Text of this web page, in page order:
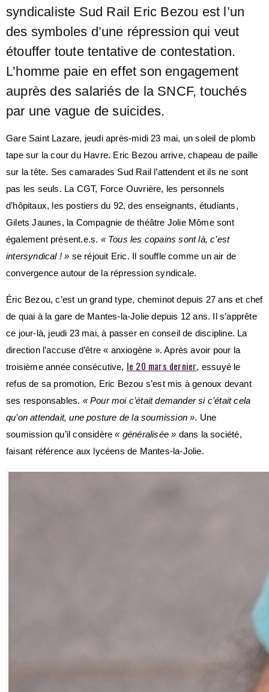
syndicaliste Sud Rail Eric Bezou est l’un
des symboles d’une répression qui veut
étouffer toute tentative de contestation.
L’homme paie en effet son engagement
auprès des salariés de la SNCF, touchés
par une vague de suicides.
Gare Saint Lazare, jeudi après-midi 23 mai, un soleil de plomb
tape sur la cour du Havre. Eric Bezou arrive, chapeau de paille
sur la tête. Ses camarades Sud Rail l’attendent et ils ne sont
pas les seuls. La CGT, Force Ouvrière, les personnels
d’hôpitaux, les postiers du 92, des enseignants, étudiants,
Gilets Jaunes, la Compagnie de théâtre Jolie Môme sont
également présent.e.s. « Tous les copains sont là, c’est
intersyndical ! » se réjouit Eric. Il souffle comme un air de
convergence autour de la répression syndicale.
Éric Bezou, c’est un grand type, cheminot depuis 27 ans et chef
de quai à la gare de Mantes-la-Jolie depuis 12 ans. Il s’apprête
ce jour-là, jeudi 23 mai, à passer en conseil de discipline. La
direction l’accuse d’être « anxiogène ». Après avoir pour la
troisième année consécutive, le 20 mars dernier, essuyé le
refus de sa promotion, Eric Bezou s’est mis à genoux devant
ses responsables. « Pour moi c’était demander si c’était cela
qu’on attendait, une posture de la soumission ». Une
soumission qu’il considère« généralisée » dans la société,
faisant référence aux lycéens de Mantes-la-Jolie.